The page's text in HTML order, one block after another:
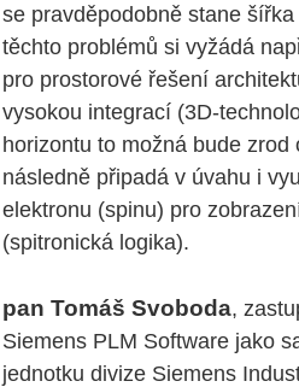
se pravděpodobně stane
těchto problémů si vyžádá
pro prostorové řešení
vysokou integrací (3D-
horizontu to možná bude zrod
následně připadá v úvahu i
elektronu (spinu) pro
(spitronická logika).
pan Tomáš Svoboda,
Siemens PLM Software jako
jednotku divize Siemens